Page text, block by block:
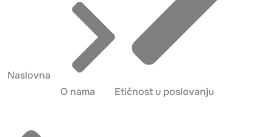
Naslovna
O nama
Etičnost u poslovanju